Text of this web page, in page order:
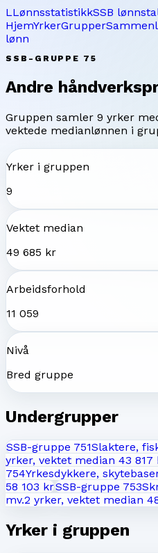
LLønnsstatistikkSSB
HjemYrkerGrupper
lønn
SSB-GRUPPE 75
Andre
Gruppen samler 9 yrker
vektede medianlønnen i
Yrker i gruppen
9
Vektet median
49 685 kr
Arbeidsforhold
11 059
Nivå
Bred gruppe
Undergrupper
SSB-gruppe 751Slaktere,
yrker, vektet median 43 817
754Yrkesdykkere,
58 103 krSSB-gruppe 753
mv.2 yrker, vektet median
Yrker i gruppen